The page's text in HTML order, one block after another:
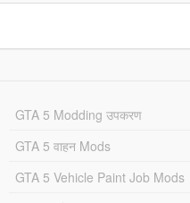
GTA 5 Modding उपकरण
GTA 5 वाहन Mods
GTA 5 Vehicle Paint Job Mods